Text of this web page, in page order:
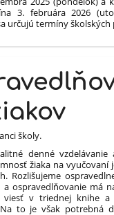
3. februára 2026
určujú termíny
školy.
denné
žiaka na
Rozlišujeme
a ospravedlňovanie
v triednej knihe
to je však potrebná